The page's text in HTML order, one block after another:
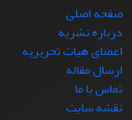
صفحه اصلی
درباره نشریه
اعضای هیات تحریریه
ارسال مقاله
تماس با ما
نقشه سایت